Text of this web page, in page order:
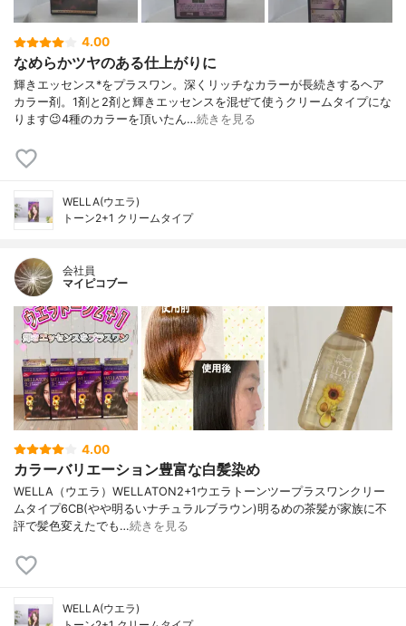
4.00
なめらかツヤのある仕上がりに
輝きエッセンス*をプラスワン。深くリッチなカラーが長続きするヘア
カラー剤。1剤と2剤と輝きエッセンスを混ぜて使うクリームタイプにな
ります😉4種のカラーを頂いたん…続きを見る
WELLA(ウエラ)
トーン2+1 クリームタイプ
会社員
マイピコブー
4.00
カラーバリエーション豊富な白髪染め
WELLA（ウエラ）WELLATON2+1ウエラトーンツープラスワンクリー
ムタイプ6CB(やや明るいナチュラルブラウン)明るめの茶髪が家族に不
評で髪色変えたでも…続きを見る
WELLA(ウエラ)